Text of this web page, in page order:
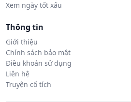
Xem ngày tốt xấu
Thông tin
Giới thiệu
Chính sách bảo mật
Điều khoản sử dụng
Liên hệ
Truyện cổ tích